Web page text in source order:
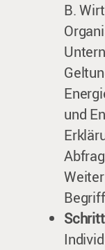
B.
und